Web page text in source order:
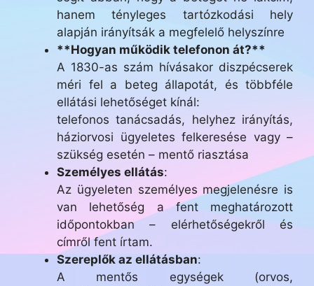
hanem tényleges tartózkodási hely
alapján irányítsák a megfelelő helyszínre
**Hogyan működik telefonon át?**
A 1830-as szám hívásakor diszpécserek
méri fel a beteg állapotát, és többféle
ellátási lehetőséget kínál:
telefonos tanácsadás, helyhez irányítás,
háziorvosi ügyeletes felkeresése vagy –
szükség esetén – mentő riasztása
Személyes ellátás:
Az ügyeleten személyes megjelenésre is
van lehetőség a fent meghatározott
időpontokban – elérhetőségekről és
címről fent írtam.
Szereplők az ellátásban:
A mentős egységek (orvos,